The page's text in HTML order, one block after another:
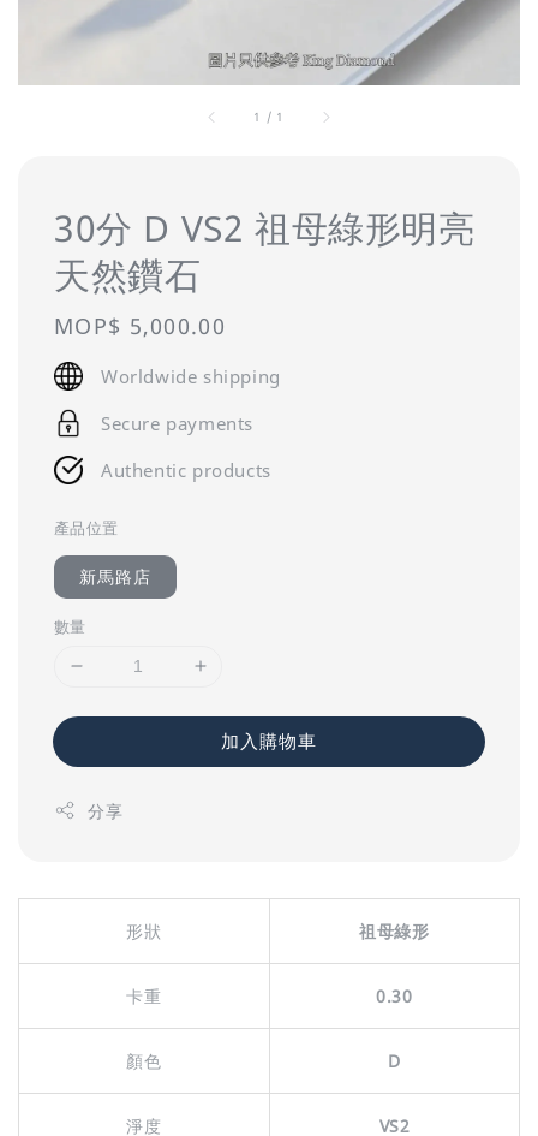
1 / 1
30分 D VS2 祖母綠形明亮
天然鑽石
Regular
price
MOP$ 5,000.00
Worldwide shipping
Secure payments
Authentic products
產品位置
新馬路店
數量
加入購物車
分享
形狀 祖母綠形
卡重 0.30
顏色 D
淨度 VS2